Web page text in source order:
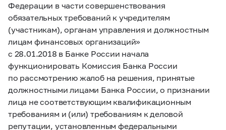
Федерации в части совершенствования
обязательных требований к учредителям
(участникам), органам управления и должностным
лицам финансовых организаций»
с 28.01.2018 в Банке России начала
функционировать Комиссия Банка России
по рассмотрению жалоб на решения, принятые
должностными лицами Банка России, о признании
лица не соответствующим квалификационным
требованиям и (или) требованиям к деловой
репутации, установленным федеральными